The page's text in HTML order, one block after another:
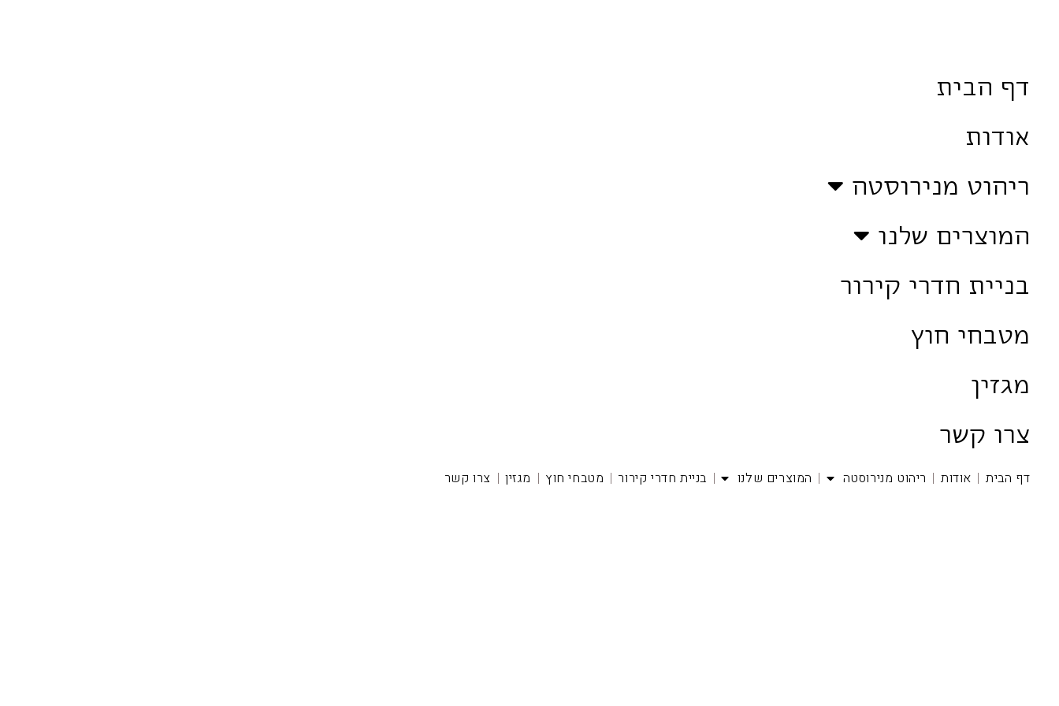
דף הבית
אודות
ריהוט מנירוסטה
המוצרים שלנו
בניית חדרי קירור
מטבחי חוץ
מגזין
צרו קשר
דף הבית אודות ריהוט מנירוסטה המוצרים שלנו בניית חדרי קירור מטבחי חוץ מגזין צרו קשר